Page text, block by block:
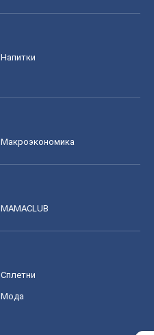
Напитки
Mакроэкономика
MAMACLUB
Сплетни
Мода